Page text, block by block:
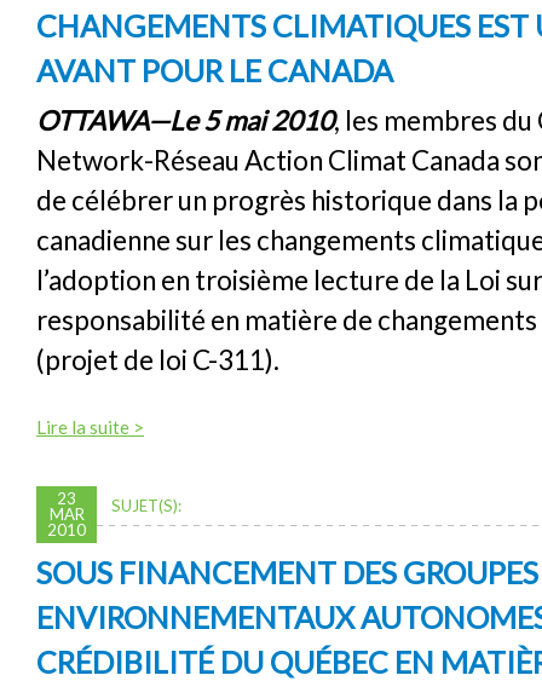
CHANGEMENTS CLIMATIQUES EST
AVANT POUR LE CANADA
OTTAWA—Le 5 mai 2010, les membres
Network-Réseau Action Climat Canada
de célébrer un progrès historique dans la
canadienne sur les changements
l’adoption en troisième lecture de la Loi
responsabilité en matière de
(projet de loi C-311).
Lire la suite >
23
MAR
2010
SUJET(S):
SOUS FINANCEMENT DES GROUPES
ENVIRONNEMENTAUX
CRÉDIBILITÉ DU QUÉBEC EN